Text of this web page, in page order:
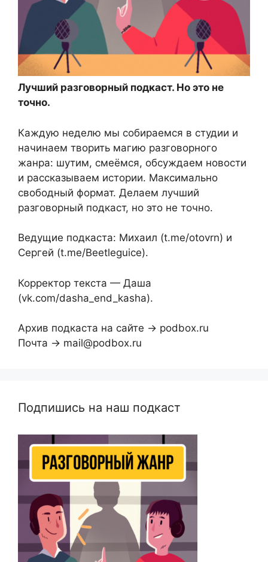
Лучший разговорный подкаст. Но это не
точно.
Каждую неделю мы собираемся в студии и
начинаем творить магию разговорного
жанра: шутим, смеёмся, обсуждаем новости
и рассказываем истории. Максимально
свободный формат. Делаем лучший
разговорный подкаст, но это не точно.
Ведущие подкаста: Михаил (t.me/otovrn) и
Сергей (t.me/Beetleguice).
Корректор текста — Даша
(vk.com/dasha_end_kasha).
Архив подкаста на сайте → podbox.ru
Почта → mail@podbox.ru
Подпишись на наш подкаст